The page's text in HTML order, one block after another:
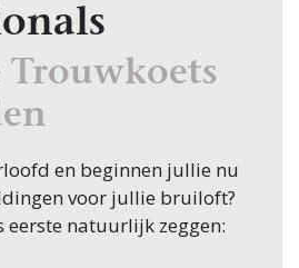
Trouwkoets
en beginnen jullie nu
voor jullie bruiloft?
eerste natuurlijk zeggen: